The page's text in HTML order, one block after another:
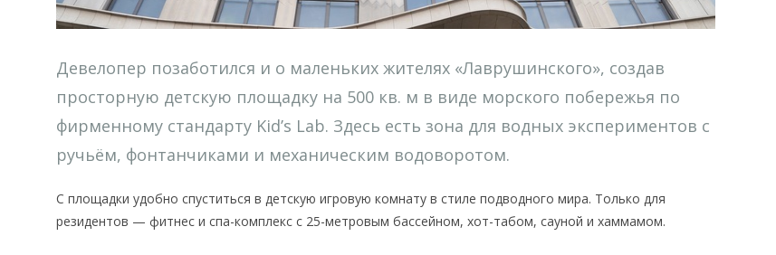
Девелопер позаботился и о маленьких жителях «Лаврушинского», создав
просторную детскую площадку на 500 кв. м в виде морского побережья по
фирменному стандарту Kid’s Lab. Здесь есть зона для водных экспериментов с
ручьём, фонтанчиками и механическим водоворотом.
С площадки удобно спуститься в детскую игровую комнату в стиле подводного мира. Только для
резидентов — фитнес и спа-комплекс с 25-метровым бассейном, хот-табом, сауной и хаммамом.